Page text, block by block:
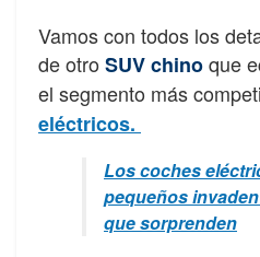
Vamos con todos los
de otro SUV chinoque
el segmento más
eléctricos.
Los coches
pequeños
que sorprenden